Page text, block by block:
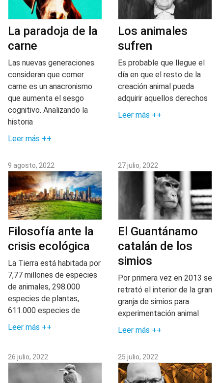
La paradoja de la
carne
Las nuevas generaciones
consideran que comer
carne es un anacronismo
que aumenta el sesgo
cognitivo. Analizando la
historia
Leer más ++
Los animales
sufren
Es probable que llegue el
día en que el resto de la
creación animal pueda
adquirir aquellos derechos
Leer más ++
9 agosto, 2022
Filosofía ante la
crisis ecológica
La Tierra está habitada por
7,77 millones de especies
de animales, 298.000
especies de plantas,
611.000 especies de
Leer más ++
27 julio, 2022
El Guantánamo
catalán de los
simios
Por primera vez en 2013 se
retrató el interior de la gran
granja de simios para
experimentación animal
Leer más ++
26 julio, 2022 25 julio, 2022